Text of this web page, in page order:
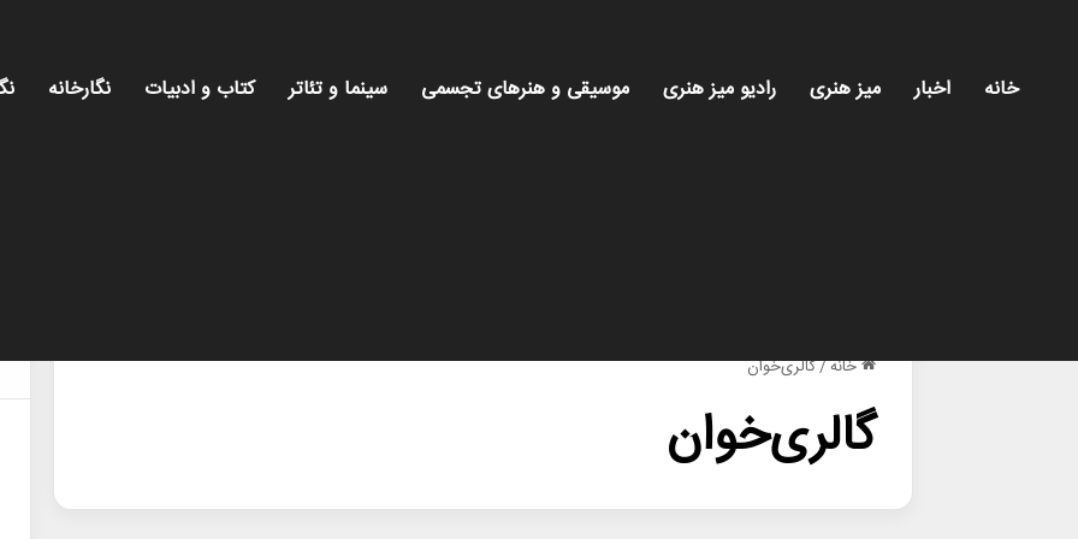
خانه اخبار میز هنری رادیو میز هنری موسیقی و هنرهای تجسمی سینما و تئاتر کتاب و ادبیات نگارخانه
خانه/گالری‌خوان
گالری‌خوان